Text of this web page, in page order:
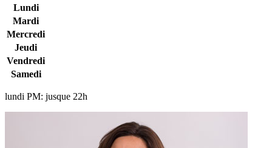
Lundi
Mardi
Mercredi
Jeudi
Vendredi
Samedi
lundi PM: jusque 22h